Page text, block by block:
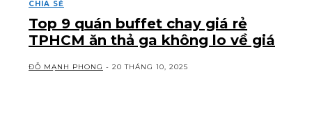
CHIA SẺ
Top 9 quán buffet chay giá rẻ
TPHCM ăn thả ga không lo về giá
ĐỖ MẠNH PHONG - 20 THÁNG 10, 2025